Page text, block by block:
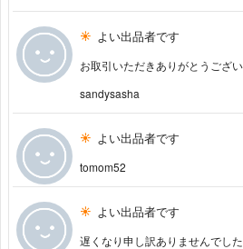
よい出品者です
お取引いただきありがとうござい
sandysasha
よい出品者です
tomom52
よい出品者です
遅くなり申し訳ありませんでした